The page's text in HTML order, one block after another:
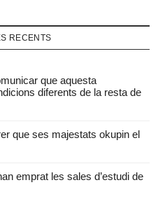
RECENTS
que aquesta
diferents de la resta de
que ses majestats okupin el
emprat les sales d’estudi de